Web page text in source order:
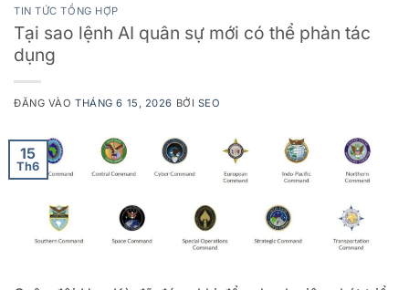
TIN TỨC TỔNG HỢP
Tại sao lệnh AI quân sự mới có thể phản tác
dụng
ĐĂNG VÀOTHÁNG 6 15, 2026 BỞI SEO
15
Th6